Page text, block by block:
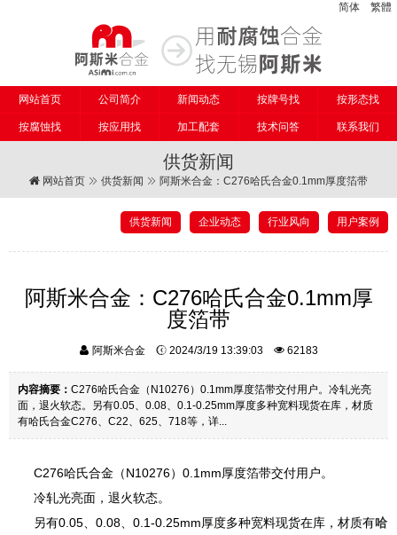
简体 繁體
网站首页 公司简介 新闻动态 按牌号找 按形态找
按腐蚀找 按应用找 加工配套 技术问答 联系我们
供货新闻
网站首页 供货新闻 阿斯米合金：C276哈氏合金0.1mm厚度箔带
供货新闻 企业动态 行业风向 用户案例
阿斯米合金：C276哈氏合金0.1mm厚
度箔带
阿斯米合金 2024/3/19 13:39:03 62183
内容摘要： C276哈氏合金（N10276）0.1mm厚度箔带交付用户。冷轧光亮
面，退火软态。另有0.05、0.08、0.1-0.25mm厚度多种宽料现货在库，材质
有哈氏合金C276、C22、625、718等，详...
C276哈氏合金（N10276）0.1mm厚度箔带交付用户。
冷轧光亮面，退火软态。
另有0.05、0.08、0.1-0.25mm厚度多种宽料现货在库，材质有哈